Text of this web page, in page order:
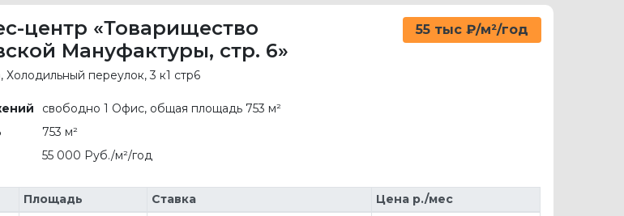
центр «Товарищество
Мануфактуры, стр. 6»
55 тыс ₽/м²/год
Холодильный переулок, 3 к1 стр6
свободно 1 Офис, общая площадь 753 м²
753 м²
55 000 Руб./м²/год
Площадь Ставка
Цена р./мес